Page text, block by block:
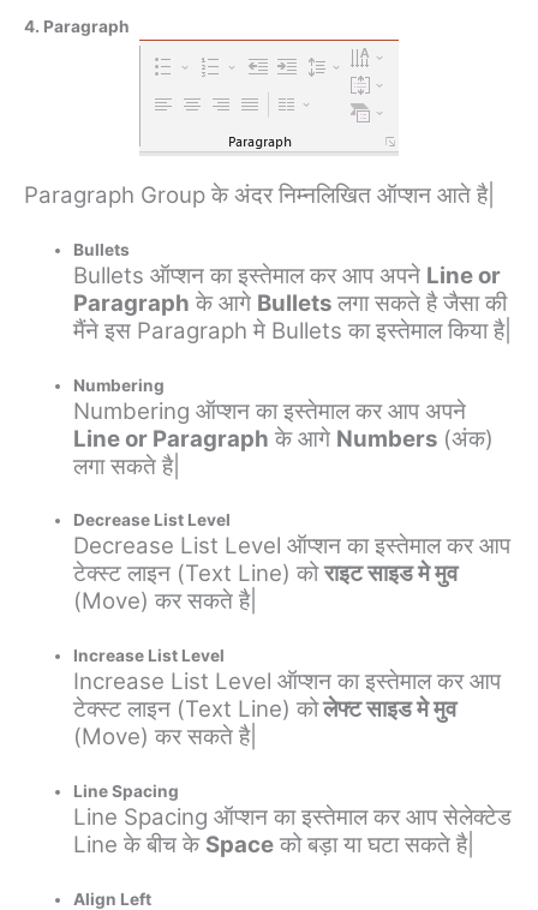
4. Paragraph
Paragraph Group के अंदर निम्नलिखित ऑप्शन आते है|
Bullets
Bullets ऑप्शन का इस्तेमाल कर आप अपने Line or
Paragraph के आगे Bullets लगा सकते है जैसा की
मैंने इस Paragraph मे Bullets का इस्तेमाल किया है|
Numbering
Numbering ऑप्शन का इस्तेमाल कर आप अपने
Line or Paragraph के आगे Numbers (अंक)
लगा सकते है|
Decrease List Level
Decrease List Level ऑप्शन का इस्तेमाल कर आप
टेक्स्ट लाइन (Text Line) कोराइट साइड मे मुव
(Move) कर सकते है|
Increase List Level
Increase List Level ऑप्शन का इस्तेमाल कर आप
टेक्स्ट लाइन (Text Line) कोलेफ्ट साइड मे मुव
(Move) कर सकते है|
Line Spacing
Line Spacing ऑप्शन का इस्तेमाल कर आप सेलेक्टेड
Line के बीच के Space को बड़ा या घटा सकते है|
Align Left